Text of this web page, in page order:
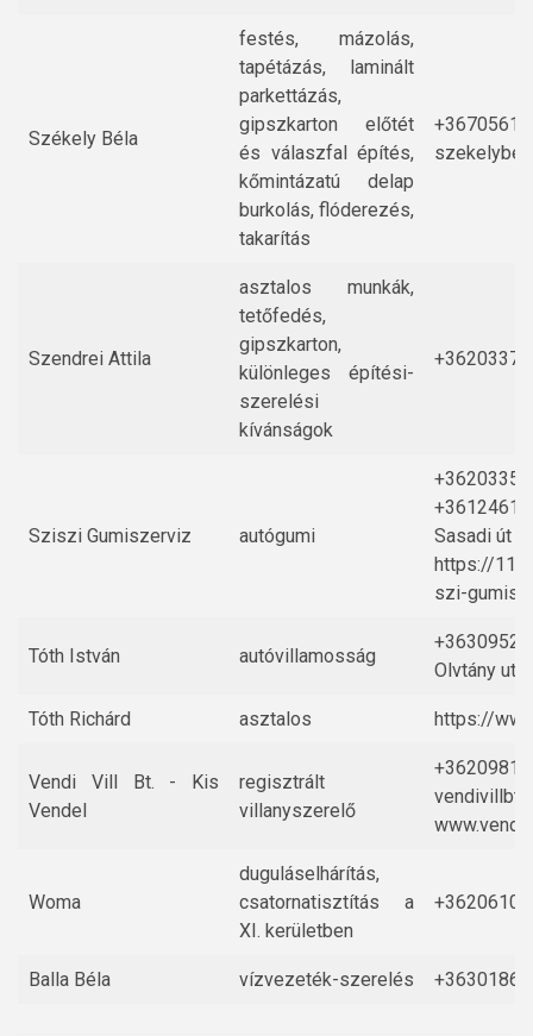
Székely Béla
festés, mázolás,
tapétázás, laminált
parkettázás,
gipszkarton előtét
és válaszfal építés,
kőmintázatú delap
burkolás, flóderezés,
takarítás
Szendrei Attila
asztalos munkák,
tetőfedés,
gipszkarton,
különleges építési-
szerelési
kívánságok
Sziszi Gumiszerviz autógumi
Sasadi út
https://
szi-
Tóth István autóvillamosság
Olvtány
Tóth Richárd asztalos https://
Vendi Vill Bt. - Kis
Vendel
regisztrált
villanyszerelő
Woma
duguláselhárítás,
csatornatisztítás a
XI. kerületben
Balla Béla vízvezeték-szerelés